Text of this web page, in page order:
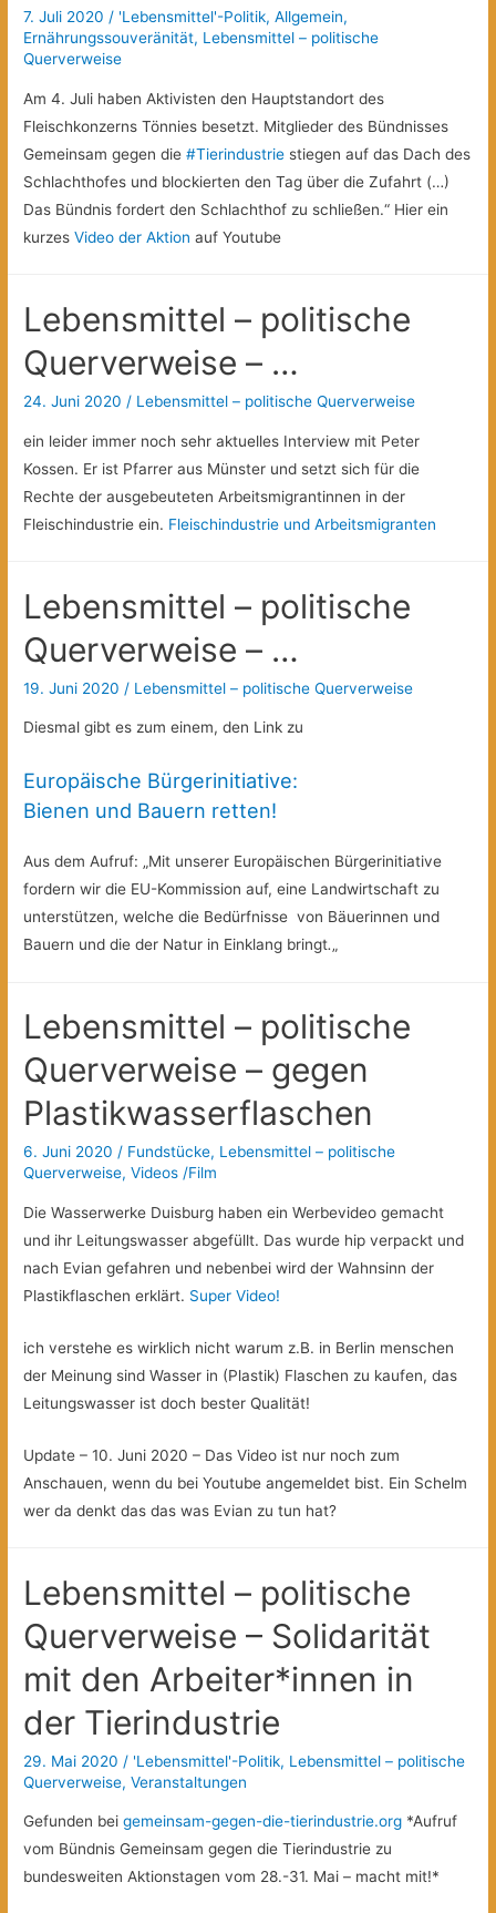
7. Juli 2020 / 'Lebensmittel'-Politik,Allgemein,
Ernährungssouveränität, Lebensmittel – politische
Querverweise
Am4. Juli haben Aktivisten den Hauptstandort des
Fleischkonzerns Tönnies besetzt. Mitglieder des Bündnisses
Gemeinsam gegen die#Tierindustrie stiegen auf das Dach des
Schlachthofes und blockierten den Tag über die Zufahrt (…)
Das Bündnis fordert den Schlachthof zu schließen.“ Hier ein
kurzes Video der Aktion auf Youtube
Lebensmittel – politische
Querverweise – …
24. Juni 2020 / Lebensmittel – politische Querverweise
ein leider immer noch sehr aktuelles Interview mit Peter
Kossen. Er ist Pfarrer aus Münster und setzt sich für die
Rechte der ausgebeuteten Arbeitsmigrantinnen in der
Fleischindustrie ein. Fleischindustrie und Arbeitsmigranten
Lebensmittel – politische
Querverweise – …
19. Juni 2020 / Lebensmittel – politische Querverweise
Diesmal gibt es zum einem, den Link zu
Europäische Bürgerinitiative:
Bienen und Bauern retten!
Aus dem Aufruf: „Mit unserer Europäischen Bürgerinitiative
fordern wir die EU-Kommission auf, eine Landwirtschaft zu
unterstützen, welche die Bedürfnisse von Bäuerinnen und
Bauern und die der Natur in Einklang bringt.„
Lebensmittel – politische
Querverweise – gegen
Plastikwasserflaschen
6. Juni 2020 / Fundstücke, Lebensmittel – politische
Querverweise,Videos /Film
Die Wasserwerke Duisburg haben ein Werbevideo gemacht
und ihr Leitungswasser abgefüllt. Das wurde hip verpackt und
nach Evian gefahren und nebenbei wird der Wahnsinn der
Plastikflaschen erklärt. Super Video!
ich verstehe es wirklich nicht warum z.B. in Berlin menschen
der Meinung sind Wasser in (Plastik) Flaschen zu kaufen, das
Leitungswasser ist doch bester Qualität!
Update – 10. Juni 2020 – Das Video ist nur noch zum
Anschauen, wenn du bei Youtube angemeldet bist. Ein Schelm
wer da denkt das das was Evian zu tun hat?
Lebensmittel – politische
Querverweise – Solidarität
mit den Arbeiter*innen in
der Tierindustrie
29. Mai 2020 / 'Lebensmittel'-Politik, Lebensmittel – politische
Querverweise,Veranstaltungen
Gefunden beigemeinsam-gegen-die-tierindustrie.org *Aufruf
vom Bündnis Gemeinsam gegen die Tierindustrie zu
bundesweiten Aktionstagen vom 28.-31. Mai – macht mit!*